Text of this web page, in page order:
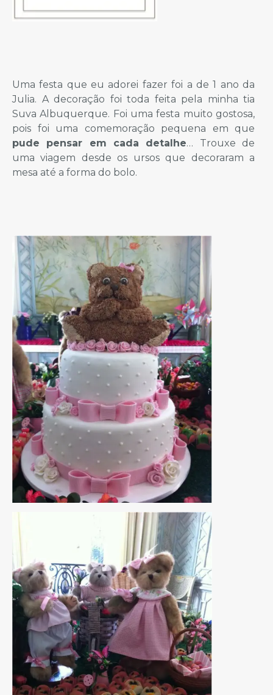
Uma festa que eu adorei fazer foi a de 1 ano da
Julia. A decoração foi toda feita pela minha tia
Suva Albuquerque. Foi uma festa muito gostosa,
pois foi uma comemoração pequena em que
pude pensar em cada detalhe… Trouxe de
uma viagem desde os ursos que decoraram a
mesa até a forma do bolo.